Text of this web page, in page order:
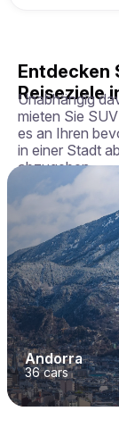
Entdecken
Reiseziele
Unabhängig
mieten Sie
es an Ihren
in einer Stadt
abzugeben.
Andorra
36cars